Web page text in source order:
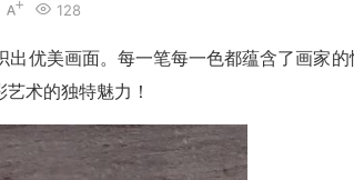
128
优美画面。每一笔每一色都蕴含了画家
术的独特魅力！